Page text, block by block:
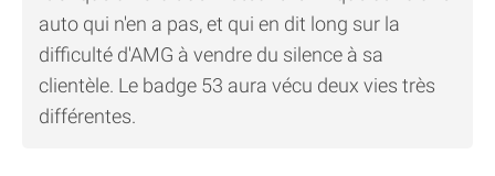
auto qui n'en a pas, et qui en dit long sur la
difficulté d'AMG à vendre du silence à sa
clientèle. Le badge 53 aura vécu deux vies très
différentes.